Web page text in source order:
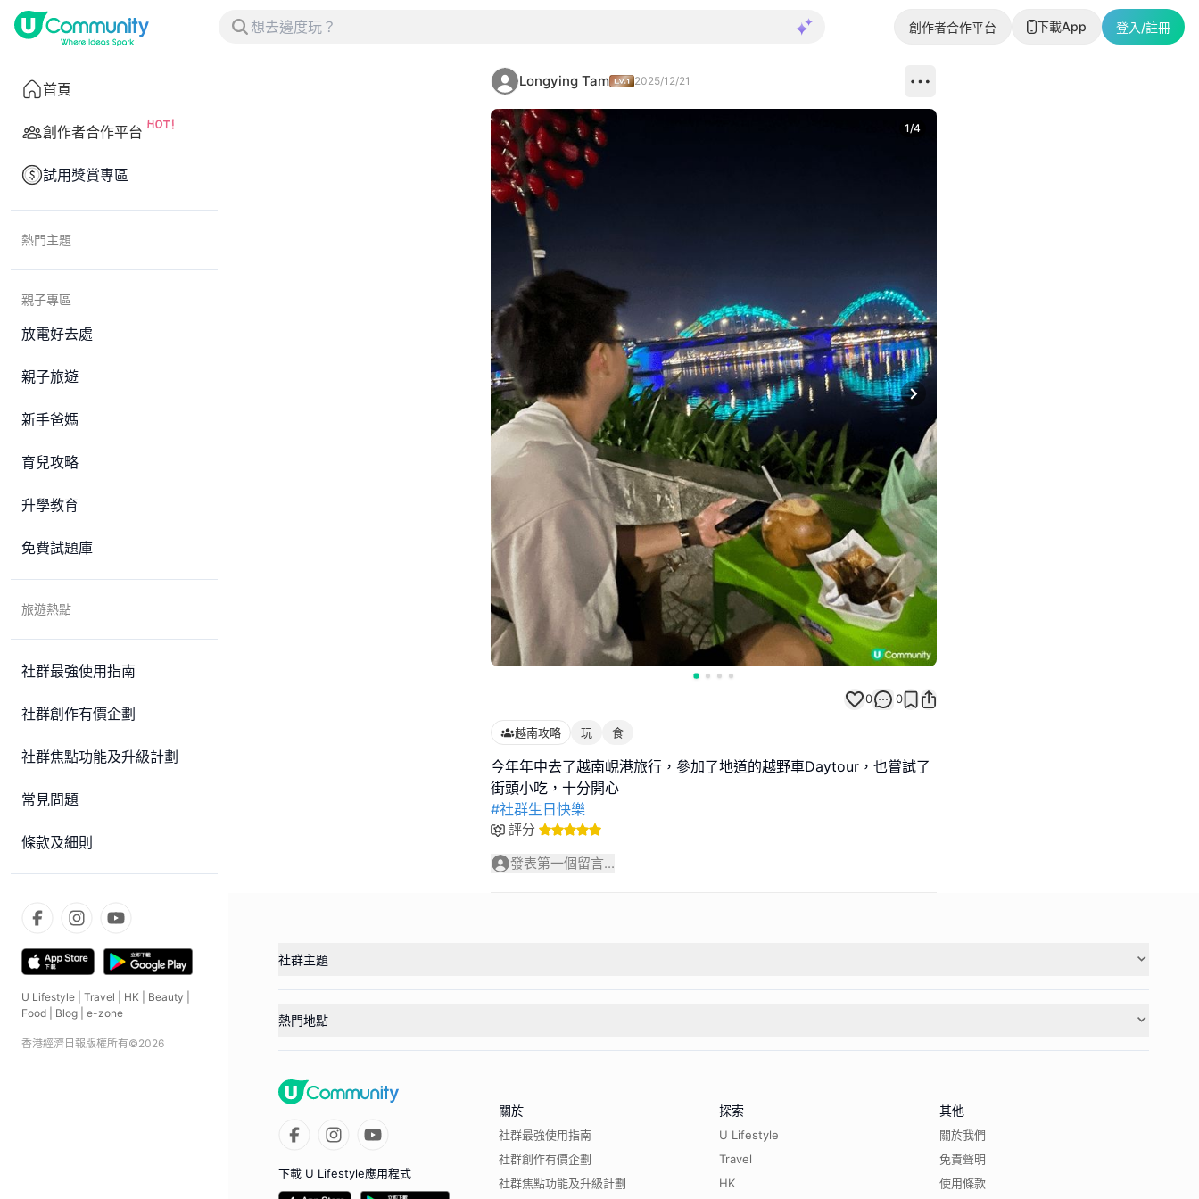
創作者合作平台 下載App 登入/註冊
首頁
創作者合作平台
試用獎賞專區
熱門主題
親子專區
放電好去處
親子旅遊
新手爸媽
育兒攻略
升學教育
免費試題庫
旅遊熱點
社群最強使用指南
社群創作有價企劃
社群焦點功能及升級計劃
常見問題
條款及細則
U Lifestyle Travel HK Beauty
Food
Blog e-zone
香港經濟日報版權所有©2026
Longying Tam 2025/12/21
Next slide
1/4
0 0
越南攻略 玩 食
今年年中去了越南峴港旅行，參加了地道的越野車Daytour，也嘗試了
#社群生日快樂
評分
發表第一個留言...
社群主題
熱門地點
下載 U Lifestyle應用程式
關於
社群最強使用指南
社群創作有價企劃
社群焦點功能及升級計劃
探索
U Lifestyle
Travel
HK
其他
關於我們
免責聲明
使用條款